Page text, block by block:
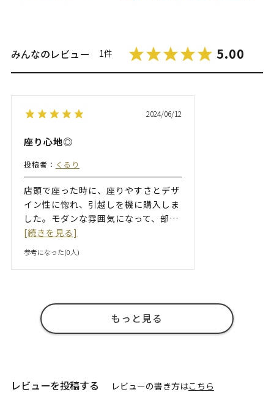
みんなのレビュー 1件 5.00
2024/06/12
座り心地◎
投稿者： くるり
店頭で座った時に、座りやすさとデザ
イン性に惚れ、引越しを機に購入しま
した。モダンな雰囲気になって、部…
[続きを見る]
参考になった(0人)
もっと見る
レビューを投稿する レビューの書き方はこちら